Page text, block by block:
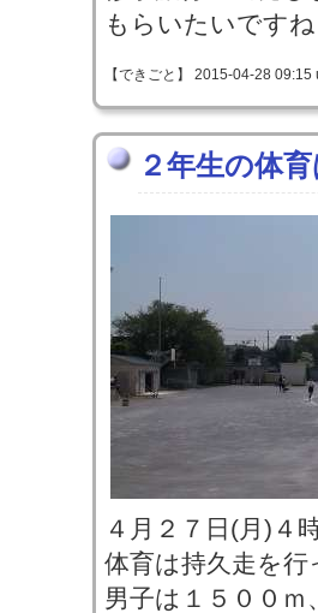
もらいたいです
【できごと】 2015-04-28
２年生の体
４月２７日(月)４
体育は持久走を
男子は１５００